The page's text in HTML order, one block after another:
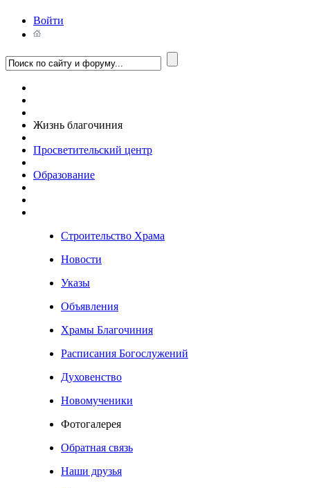
Войти
Жизнь благочиния
Просветительский центр
Образование
Строительство Храма
Новости
Указы
Объявления
Храмы Благочиния
Расписания Богослужений
Духовенство
Новомученики
Фотогалерея
Обратная связь
Наши друзья